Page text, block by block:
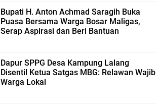
Bupati H. Anton Achmad Saragih Buka
Puasa Bersama Warga Bosar Maligas,
Serap Aspirasi dan Beri Bantuan
Dapur SPPG Desa Kampung Lalang
Disentil Ketua Satgas MBG: Relawan Wajib
Warga Lokal